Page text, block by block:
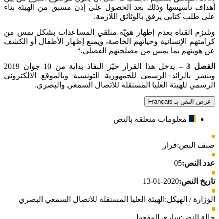
أهداف تأسيسها وذلك بعد الحصول على إذن مسبق من الهيئة بناء
على طلب كتابي يرفق بالوثائق اللازمة.
وتلتزم القناة بعدم إظهار هويّة متلقي المساعدات بشكل يمس من
كرامتهم الإنسانية وحياتهم الخاصة، ويمنع إظهار الأطفال أو الكشف
عن هويتهم بما يمس من مصلحتهم الفضلى“.
الفصل 3 –
يدخل هذا القرار حيّز النفاذ بداية من 10 جوان 2019
وينشر بالرائد الرسمي للجمهورية التونسية وبالموقع الالكتروني
الرسمي للهيئة العليا المستقلة للاتصال السمعي والبصري.
عرض النص بـ Français
معلومات متعلقة بالنص
صنف النص:قرار
عدد النص:05
تاريخ النص:2020-01-13
الوزارة / الهيكل: الهيئة العليا المستقلة للاتصال السمعي البصري
حالة النص:ساري المفعول